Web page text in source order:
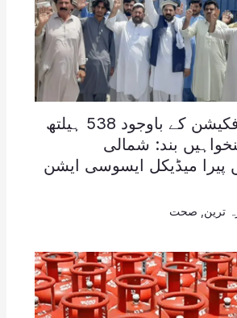
فزیکل ویری فکیشن کے باوجود 538 ہیلتھ
بند: شمالی
پیرا میڈیکل ایسوسی ایشن
ترین صحت